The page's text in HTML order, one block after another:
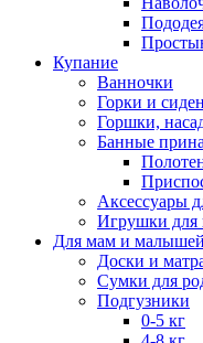
Купание
Ванночки
Горки и
Горшки,
Банные
Аксессуары
Игрушки для
Для мам и малышей
Доски и
Сумки для
Подгузники
0-5 кг